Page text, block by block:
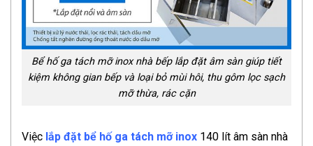
Bể hố ga tách mỡ inox nhà bếp lắp đặt âm sàn giúp tiết
kiệm không gian bếp và loại bỏ mùi hôi, thu gôm lọc sạch
mỡ thừa, rác cặn
Việc lắp đặt bể hố ga tách mỡ inox 140 lít âm sàn nhà